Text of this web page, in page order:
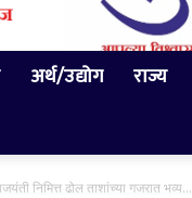
अर्थ/उद्योग राज्य
निमित्त ढोल ताशांच्या गजरात भव्य...